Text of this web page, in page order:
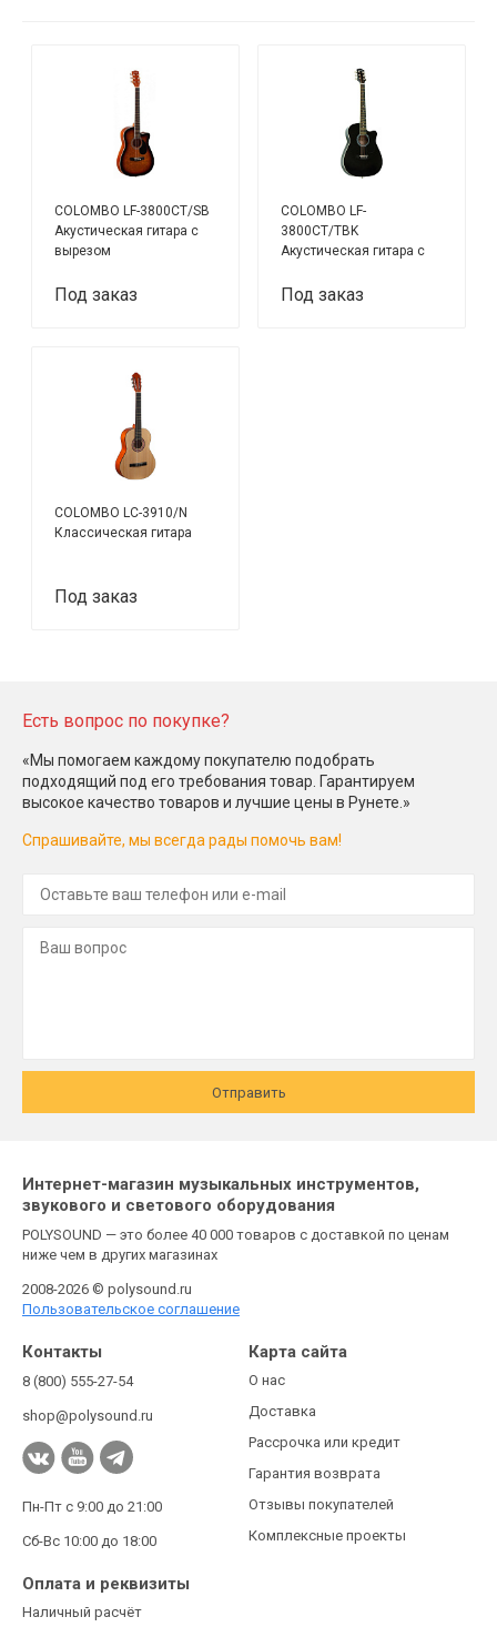
COLOMBO LF-3800CT/SB
Акустическая гитара с
вырезом
Под заказ
COLOMBO LF-
3800CT/TBK
Акустическая гитара с
Под заказ
COLOMBO LC-3910/N
Классическая гитара
Под заказ
Есть вопрос по покупке?
«Мы помогаем каждому покупателю подобрать
подходящий под его требования товар. Гарантируем
высокое качество товаров и лучшие цены в Рунете.»
Спрашивайте, мы всегда рады помочь вам!
Отправить
Интернет-магазин музыкальных инструментов,
звукового и светового оборудования
POLYSOUND — это более 40 000 товаров с доставкой по ценам
ниже чем в других магазинах
2008-2026 © polysound.ru
Пользовательское соглашение
Контакты
8 (800) 555-27-54
shop@polysound.ru
Пн-Пт с 9:00 до 21:00
Сб-Вс 10:00 до 18:00
Карта сайта
О нас
Доставка
Рассрочка или кредит
Гарантия возврата
Отзывы покупателей
Комплексные проекты
Оплата и реквизиты
Наличный расчёт